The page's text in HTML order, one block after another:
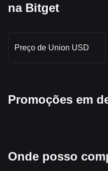
na Bitget
Preço de Union USD
Promoções em
Onde posso